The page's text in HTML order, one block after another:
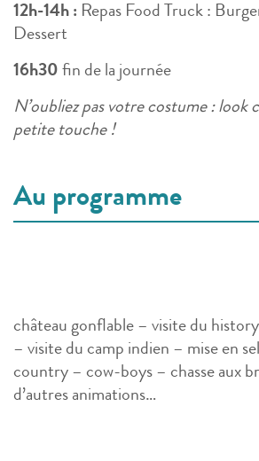
12h-14h : Repas Food Truck :
Dessert
16h30 fin de la journée
N’oubliez pas votre costume : look
petite touche !
Au programme
château gonflable – visite du
– visite du camp indien – mise en
country – cow-boys – chasse aux
d’autres animations…